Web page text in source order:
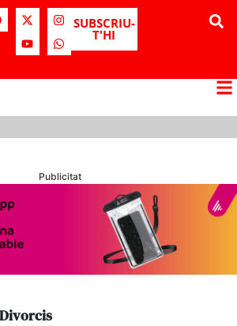
SUBSCRIU-
T'HI
Publicitat